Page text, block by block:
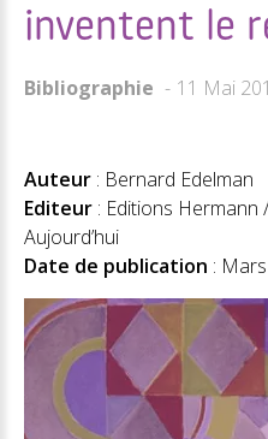
inventent le
Bibliographie 11 Mai
Auteur : Bernard Edelman
Editeur : Editions Hermann
Aujourd’hui
Date de publication :